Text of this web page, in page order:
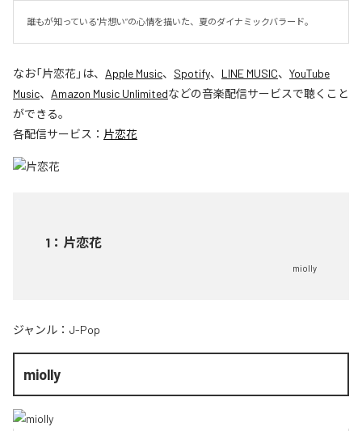
誰もが知っている"片想い”の心情を描いた、夏のダイナミックバラード。
なお「片恋花」は、 Apple Music、 Spotify、 LINE MUSIC、 YouTube
Music、 Amazon Music Unlimitedなどの音楽配信サービスで聴くこと
ができる。
各配信サービス： 片恋花
1 ： 片恋花
miolly
ジャンル： J-Pop
miolly